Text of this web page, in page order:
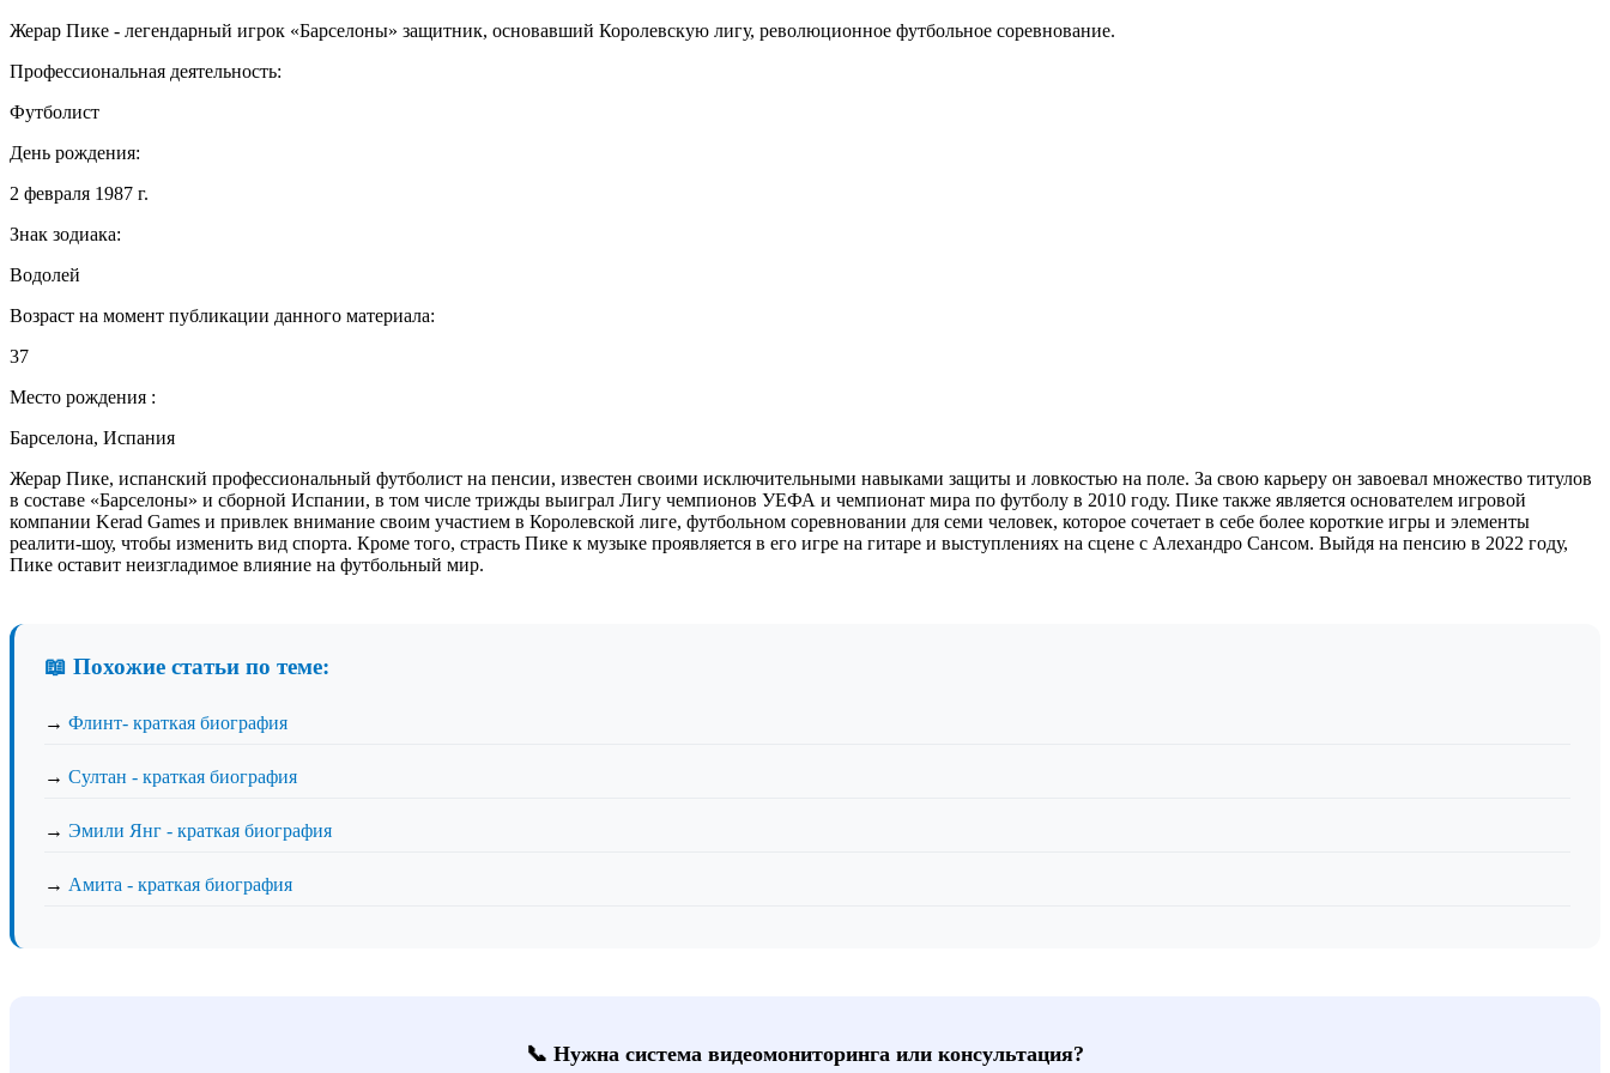
Жерар Пике - легендарный игрок «Барселоны» защитник, основавший Королевскую лигу, революционное футбольное соревнование.
Профессиональная деятельность:
Футболист
День рождения:
2 февраля 1987 г.
Знак зодиака:
Водолей
Возраст на момент публикации данного материала:
37
Место рождения :
Барселона, Испания
Жерар Пике, испанский профессиональный футболист на пенсии, известен своими исключительными навыками защиты и ловкостью на поле. За свою карьеру он завоевал множество титулов
в составе «Барселоны» и сборной Испании, в том числе трижды выиграл Лигу чемпионов УЕФА и чемпионат мира по футболу в 2010 году. Пике также является основателем игровой
компании Kerad Games и привлек внимание своим участием в Королевской лиге, футбольном соревновании для семи человек, которое сочетает в себе более короткие игры и элементы
реалити-шоу, чтобы изменить вид спорта. Кроме того, страсть Пике к музыке проявляется в его игре на гитаре и выступлениях на сцене с Алехандро Сансом. Выйдя на пенсию в 2022 году,
Пике оставит неизгладимое влияние на футбольный мир.
📖 Похожие статьи по теме:
→ Флинт- краткая биография
→ Султан - краткая биография
→ Эмили Янг - краткая биография
→ Амита - краткая биография
📞 Нужна система видеомониторинга или консультация?